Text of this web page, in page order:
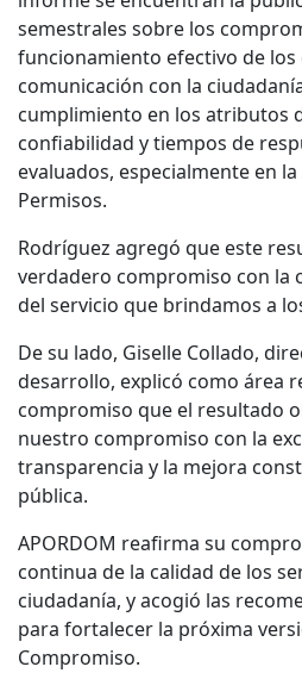
semestrales sobre los
funcionamiento efectivo de los
comunicación con la
cumplimiento en los atributos
confiabilidad y tiempos de
evaluados, especialmente en
Permisos.
Rodríguez agregó que este
verdadero compromiso con la
del servicio que brindamos a
De su lado, Giselle Collado,
desarrollo, explicó como área
compromiso que el resultado
nuestro compromiso con la
transparencia y la mejora
pública.
APORDOM reafirma su
continua de la calidad de los
ciudadanía, y acogió las
para fortalecer la próxima
Compromiso.